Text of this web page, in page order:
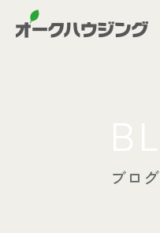
LINE UPブログ